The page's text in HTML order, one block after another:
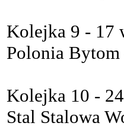
Kolejka 9 - 17
Polonia
Kolejka 10 -
Stal Stalowa